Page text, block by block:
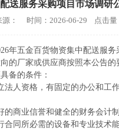
送服务采购项目市场调研
源： 时间：2026-06-29 点击量
年五金百货物资集中配送服务
的厂家或供应商按照本公告的
备的条件：
法人资格，有固定的办公和工
的商业信誉和健全的财务会计制
合同所必需的设备和专业技术能